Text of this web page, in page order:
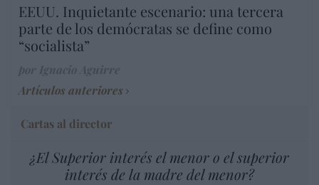
EEUU. Inquietante escenario: una tercera
parte de los demócratas se define como
“socialista”
Artículos anteriores
Cartas al director
¿El Superior interés el menor o el superior
interés de la madre del menor?